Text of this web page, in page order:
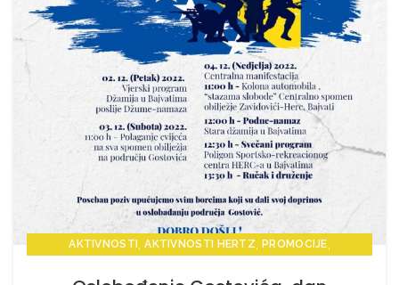
AKTIVNOSTI ,AKTIVNOSTI HERTZ ,PROMOCIJE